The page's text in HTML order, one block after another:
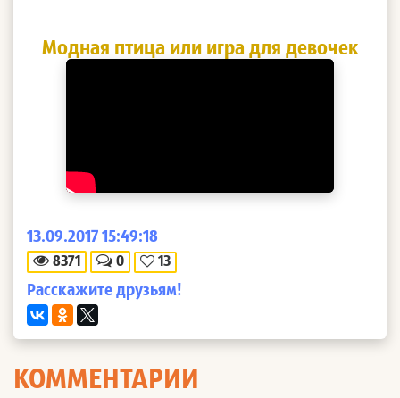
Модная птица или игра для девочек
13.09.2017 15:49:18
8371 0 13
Расскажите друзьям!
КОММЕНТАРИИ